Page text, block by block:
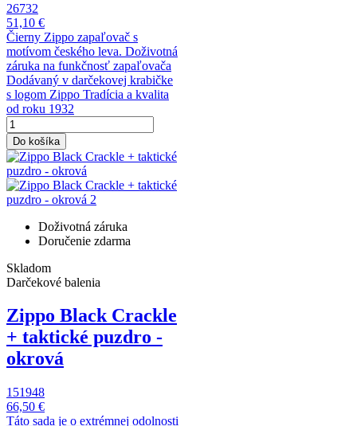
26732
51,10 €
Čierny Zippo zapaľovač s
motívom českého leva. Doživotná
záruka na funkčnosť zapaľovača
Dodávaný v darčekovej krabičke
s logom Zippo Tradícia a kvalita
od roku 1932
Do košíka
Doživotná záruka
Doručenie zdarma
Skladom
Darčekové balenia
Zippo Black Crackle
+ taktické puzdro -
okrová
151948
66,50 €
Táto sada je o extrémnej odolnosti